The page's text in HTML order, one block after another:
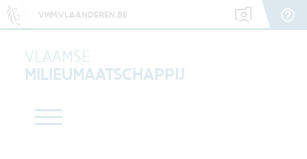
VMM.VLAANDEREN.BE
VLAAMSE
MILIEUMAATSCHAPPIJ